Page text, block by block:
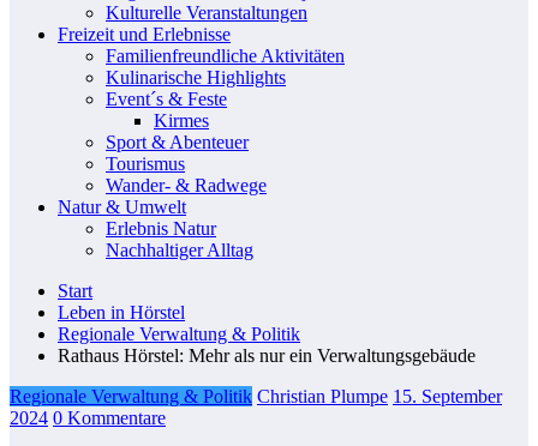
Kulturelle Veranstaltungen
Freizeit und Erlebnisse
Familienfreundliche Aktivitäten
Kulinarische Highlights
Event´s & Feste
Kirmes
Sport & Abenteuer
Tourismus
Wander- & Radwege
Natur & Umwelt
Erlebnis Natur
Nachhaltiger Alltag
Start
Leben in Hörstel
Regionale Verwaltung & Politik
Rathaus Hörstel: Mehr als nur ein Verwaltungsgebäude
Regionale Verwaltung & Politik Christian Plumpe 15. September
2024 0 Kommentare